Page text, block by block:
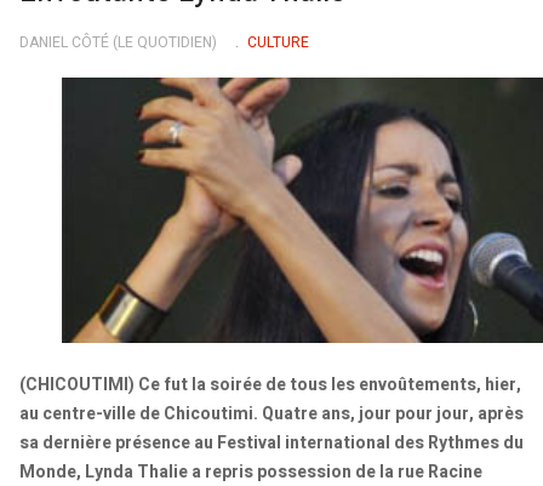
DANIEL CÔTÉ (LE QUOTIDIEN) CULTURE
(CHICOUTIMI) Ce fut la soirée de tous les envoûtements, hier,
au centre-ville de Chicoutimi. Quatre ans, jour pour jour, après
sa dernière présence au Festival international des Rythmes du
Monde, Lynda Thalie a repris possession de la rue Racine